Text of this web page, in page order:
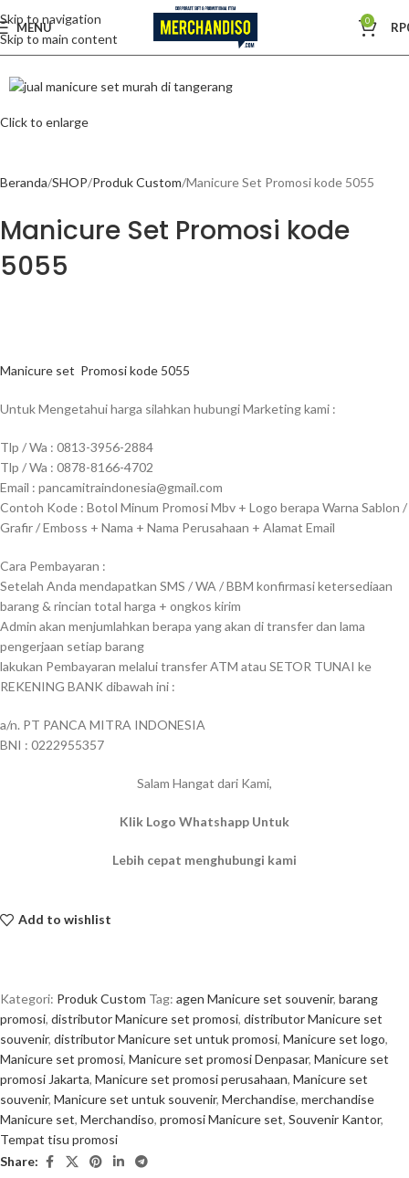
Skip to navigation
Skip to main content
MENU 0 RP
Click to enlarge
Beranda SHOP Produk Custom Manicure Set Promosi kode 5055
Manicure Set Promosi kode
5055
Manicure set Promosi kode 5055
Untuk Mengetahui harga silahkan hubungi Marketing kami :
Tlp / Wa : 0813-3956-2884
Tlp / Wa : 0878-8166-4702
Email : pancamitraindonesia@gmail.com
Contoh Kode : Botol Minum Promosi Mbv + Logo berapa Warna Sablon /
Grafir / Emboss + Nama + Nama Perusahaan + Alamat Email
Cara Pembayaran :
Setelah Anda mendapatkan SMS / WA / BBM konfirmasi ketersediaan
barang & rincian total harga + ongkos kirim
Admin akan menjumlahkan berapa yang akan di transfer dan lama
pengerjaan setiap barang
lakukan Pembayaran melalui transfer ATM atau SETOR TUNAI ke
REKENING BANK dibawah ini :
a/n. PT PANCA MITRA INDONESIA
BNI : 0222955357
Salam Hangat dari Kami,
Klik Logo Whatshapp Untuk
Lebih cepat menghubungi kami
Add to wishlist
Kategori: Produk Custom Tag: agen Manicure set souvenir, barang
promosi, distributor Manicure set promosi, distributor Manicure set
souvenir, distributor Manicure set untuk promosi, Manicure set logo,
Manicure set promosi, Manicure set promosi Denpasar, Manicure set
promosi Jakarta, Manicure set promosi perusahaan, Manicure set
souvenir, Manicure set untuk souvenir, Merchandise, merchandise
Manicure set, Merchandiso, promosi Manicure set, Souvenir Kantor,
Tempat tisu promosi
Share: